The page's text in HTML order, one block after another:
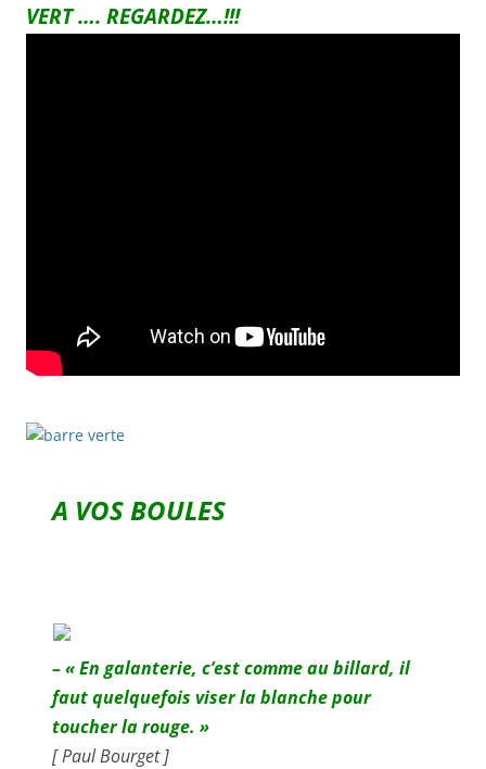
VERT …. REGARDEZ…!!!
A VOS BOULES
– « En galanterie, c’est comme au billard, il
faut quelquefois viser la blanche pour
toucher la rouge. »
[ Paul Bourget ]